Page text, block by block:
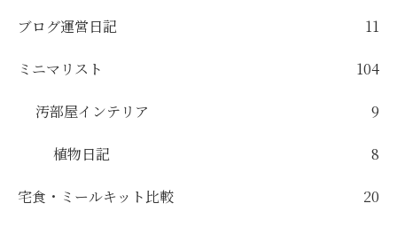
ブログ運営日記 11
ミニマリスト 104
汚部屋インテリア 9
植物日記 8
宅食・ミールキット比較 20